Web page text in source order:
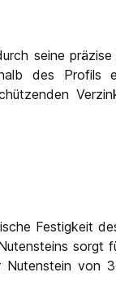
seine
des
Festigkeit
von